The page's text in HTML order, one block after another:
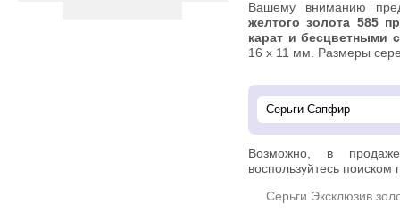
Вашему вниманию
желтого золота 585
карат и бесцветными
16 х 11 мм. Размеры
Возможно, в
воспользуйтесь поиском
Серьги Эксклюзив